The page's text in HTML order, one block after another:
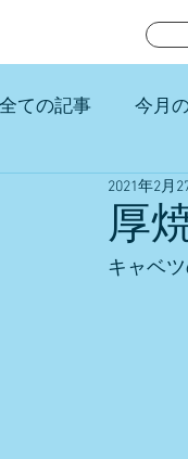
全ての記事 今月
未就園児スマイ
厚
2021年2月
キャベ